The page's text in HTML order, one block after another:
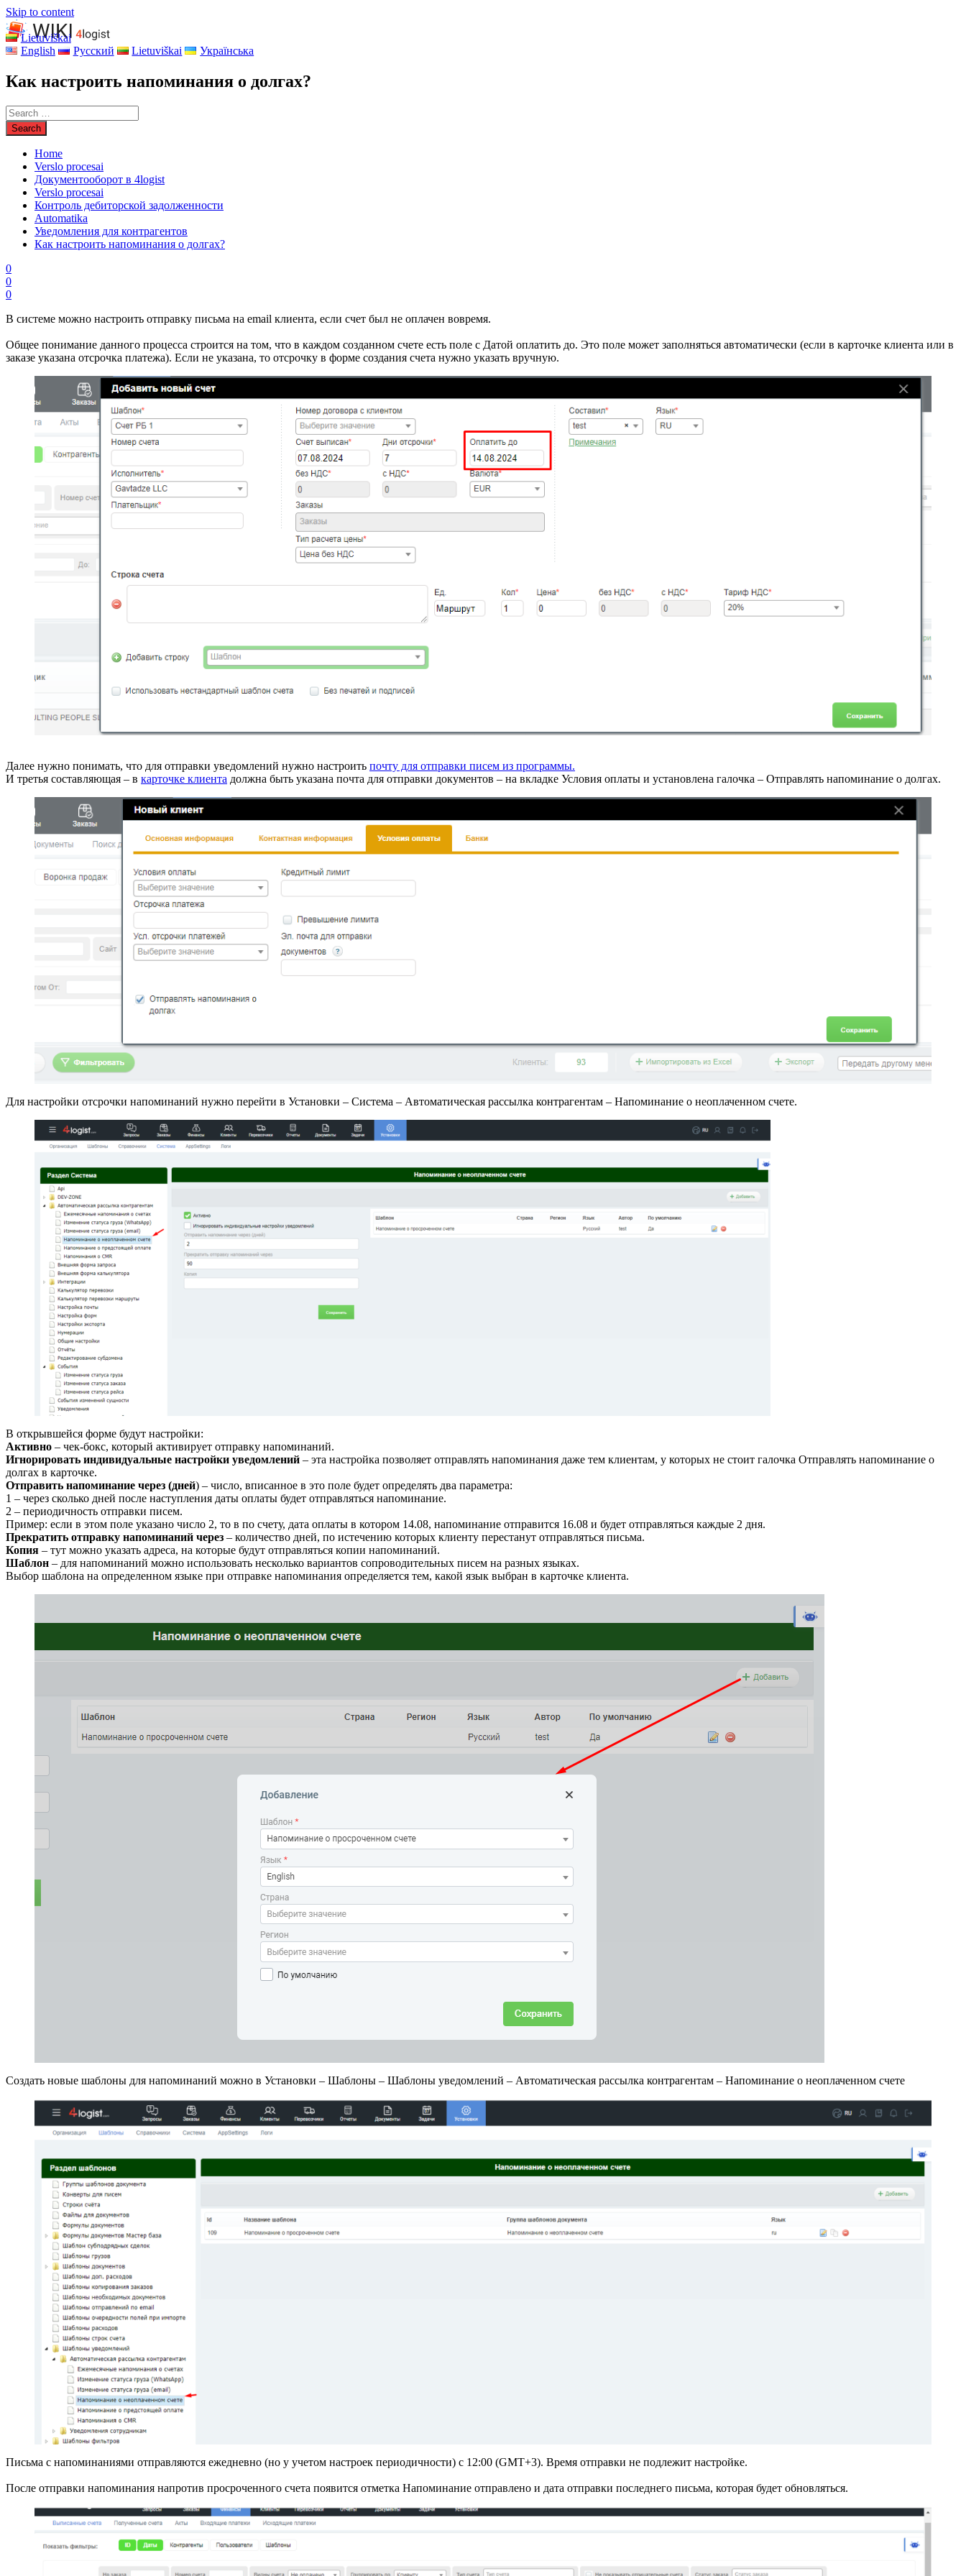
Skip to content
Lietuviškai
English
Русский Lietuviškai Українська
Как настроить напоминания о долгах?
Home
Verslo procesai
Документооборот в 4logist
Verslo procesai
Контроль дебиторской задолженности
Automatika
Уведомления для контрагентов
Как настроить напоминания о долгах?
0
0
0
В системе можно настроить отправку письма на email клиента, если счет был не оплачен вовремя.
Общее понимание данного процесса строится на том, что в каждом созданном счете есть поле с Датой оплатить до. Это поле может заполняться автоматически (если в карточке клиента или в
заказе указана отсрочка платежа). Если не указана, то отсрочку в форме создания счета нужно указать вручную.
Далее нужно понимать, что для отправки уведомлений нужно настроить почту для отправки писем из программы.
И третья составляющая – в карточке клиента должна быть указана почта для отправки документов – на вкладке Условия оплаты и установлена галочка – Отправлять напоминание о долгах.
Для настройки отсрочки напоминаний нужно перейти в Установки – Система – Автоматическая рассылка контрагентам – Напоминание о неоплаченном счете.
В открывшейся форме будут настройки:
Активно – чек-бокс, который активирует отправку напоминаний.
Игнорировать индивидуальные настройки уведомлений – эта настройка позволяет отправлять напоминания даже тем клиентам, у которых не стоит галочка Отправлять напоминание о
долгах в карточке.
Отправить напоминание через (дней) – число, вписанное в это поле будет определять два параметра:
1 – через сколько дней после наступления даты оплаты будет отправляться напоминание.
2 – периодичность отправки писем.
Пример: если в этом поле указано число 2, то в по счету, дата оплаты в котором 14.08, напоминание отправится 16.08 и будет отправляться каждые 2 дня.
Прекратить отправку напоминаний через – количество дней, по истечению которых клиенту перестанут отправляться письма.
Копия – тут можно указать адреса, на которые будут отправляться копии напоминаний.
Шаблон – для напоминаний можно использовать несколько вариантов сопроводительных писем на разных языках.
Выбор шаблона на определенном языке при отправке напоминания определяется тем, какой язык выбран в карточке клиента.
Создать новые шаблоны для напоминаний можно в Установки – Шаблоны – Шаблоны уведомлений – Автоматическая рассылка контрагентам – Напоминание о неоплаченном счете
Письма с напоминаниями отправляются ежедневно (но у учетом настроек периодичности) с 12:00 (GMT+3). Время отправки не подлежит настройке.
После отправки напоминания напротив просроченного счета появится отметка Напоминание отправлено и дата отправки последнего письма, которая будет обновляться.